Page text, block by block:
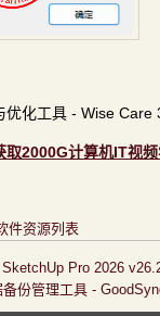
优化工具 - Wise
取2000G计算机IT视
件资源列表
Pro 2026
份管理工具 -